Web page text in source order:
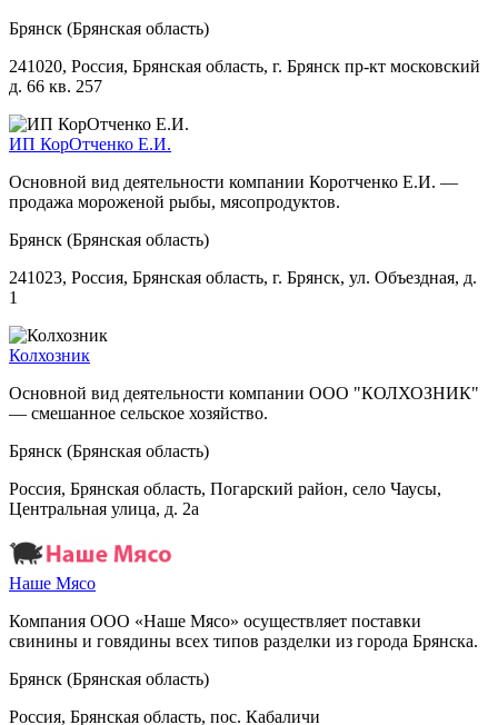
Брянск (Брянская область)
241020, Россия, Брянская область, г. Брянск пр-кт московский
д. 66 кв. 257
ИП КорОтченко Е.И.
Основной вид деятельности компании Коротченко Е.И. —
продажа мороженой рыбы, мясопродуктов.
Брянск (Брянская область)
241023, Россия, Брянская область, г. Брянск, ул. Объездная, д.
1
Колхозник
Основной вид деятельности компании ООО "КОЛХОЗНИК"
— смешанное сельское хозяйство.
Брянск (Брянская область)
Россия, Брянская область, Погарский район, село Чаусы,
Центральная улица, д. 2а
Наше Мясо
Компания ООО «Наше Мясо» осуществляет поставки
свинины и говядины всех типов разделки из города Брянска.
Брянск (Брянская область)
Россия, Брянская область, пос. Кабаличи